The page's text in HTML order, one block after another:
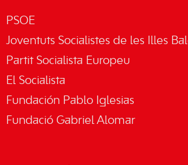
PSOE
Joventuts Socialistes de les Illes
Partit Socialista Europeu
El Socialista
Fundación Pablo Iglesias
Fundació Gabriel Alomar